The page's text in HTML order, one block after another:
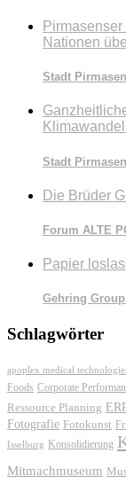
Nationen
Stadt
Stadt
Die Brüder
Forum ALTE
Papier
Gehring
Schlagwörter
apoplex medical
Foods Corporate
Ressource Planning
Fotografie Fotokunst
Isselburg Konsolidierung
Mitmachmuseum